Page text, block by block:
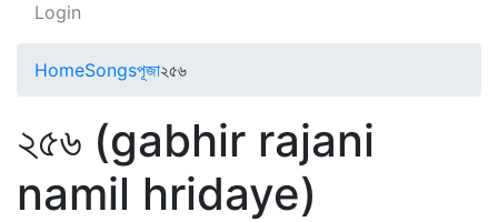
Login
HomeSongsপূজা২৫৬
২৫৬ (gabhir rajani
namil hridaye)